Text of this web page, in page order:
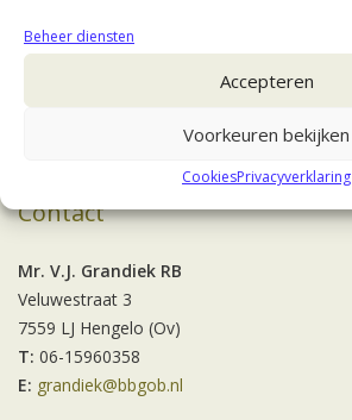
Beheer diensten
Accepteren
Voorkeuren bekijken
CookiesPrivacyverklaring
Contact
Mr. V.J. Grandiek RB
Veluwestraat 3
7559 LJ Hengelo (Ov)
T: 06-15960358
E: grandiek@bbgob.nl